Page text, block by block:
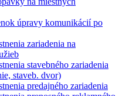
úpravy komunikácií po
zariadenia na
stavebného zariadenia
staveb. dvor)
predajného zariadenia